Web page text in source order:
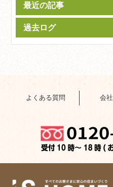
最近の記事
過去ログ
よくある質問 会